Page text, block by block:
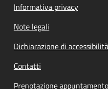
Informativa privacy
Note legali
Dichiarazione di accessibilità
Contatti
Prenotazione appuntamento